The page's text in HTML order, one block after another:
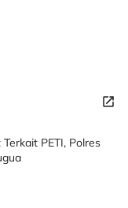
PETI, Polres